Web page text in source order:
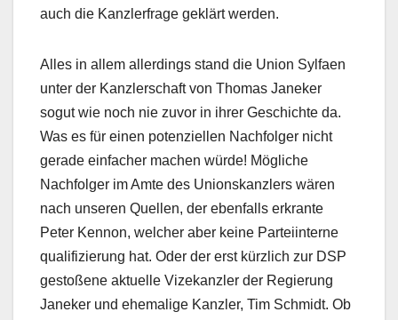
auch die Kanzlerfrage geklärt werden.
Alles in allem allerdings stand die Union Sylfaen
unter der Kanzlerschaft von Thomas Janeker
sogut wie noch nie zuvor in ihrer Geschichte da.
Was es für einen potenziellen Nachfolger nicht
gerade einfacher machen würde! Mögliche
Nachfolger im Amte des Unionskanzlers wären
nach unseren Quellen, der ebenfalls erkrante
Peter Kennon, welcher aber keine Parteiinterne
qualifizierung hat. Oder der erst kürzlich zur DSP
gestoßene aktuelle Vizekanzler der Regierung
Janeker und ehemalige Kanzler, Tim Schmidt. Ob